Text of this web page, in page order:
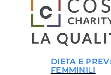
DIETA E
FEMMINILI